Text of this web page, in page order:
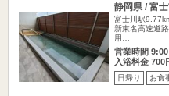
静岡県 / 富
富士川駅
新東名高速道
用…
営業時間
入浴料金 700
日帰り お食